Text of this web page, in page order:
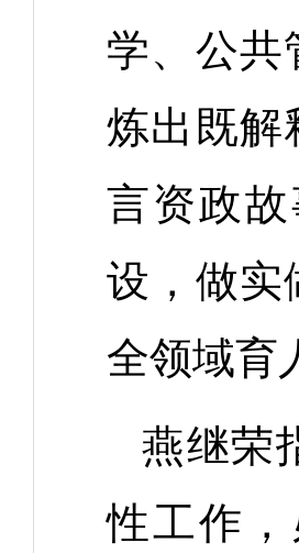
学、公共
炼出既解
言资政
设，做实
全领域育
燕继荣
性工作